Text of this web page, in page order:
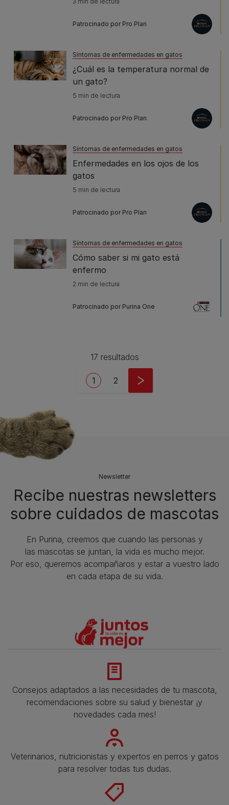
Patrocinado por Pro Plan
Síntomas de enfermedades en gatos
¿Cuál es la temperatura normal de
un gato?
5 min de lectura
Patrocinado por Pro Plan
Síntomas de enfermedades en gatos
Enfermedades en los ojos de los
gatos
5 min de lectura
Patrocinado por Pro Plan
Síntomas de enfermedades en gatos
Cómo saber si mi gato está
enfermo
2 min de lectura
Patrocinado por Purina One
17 resultados
Current page
1 Page
2
Newsletter
Recibe nuestras newsletters
sobre cuidados de mascotas​
En Purina, creemos que cuando las personas y
las mascotas se juntan, la vida es mucho mejor.
Por eso, queremos acompañaros y estar a vuestro lado
en cada etapa de su vida.​
Consejos adaptados a las necesidades de tu mascota,
recomendaciones sobre su salud y bienestar ¡y
novedades cada mes!
Veterinarios, nutricionistas y expertos en perros y gatos
para resolver todas tus dudas.​